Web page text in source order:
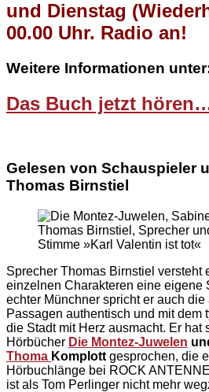
und Dienstag
00.00 Uhr. Radio an!
Weitere Informationen
Das Buch jetzt
Gelesen von Schauspieler
Thomas Birnstiel
Thomas Birnstiel, Sprecher
Stimme »Karl Valentin ist tot«
Sprecher Thomas Birnstiel versteht
einzelnen Charakteren eine eigene
echter Münchner spricht er auch
Passagen authentisch und mit dem
die Stadt mit Herz ausmacht. Er hat
Hörbücher Die Montez-Juwelen
Thoma Komplott gesprochen, die
Hörbuchlänge bei ROCK
ist als Tom Perlinger nicht mehr